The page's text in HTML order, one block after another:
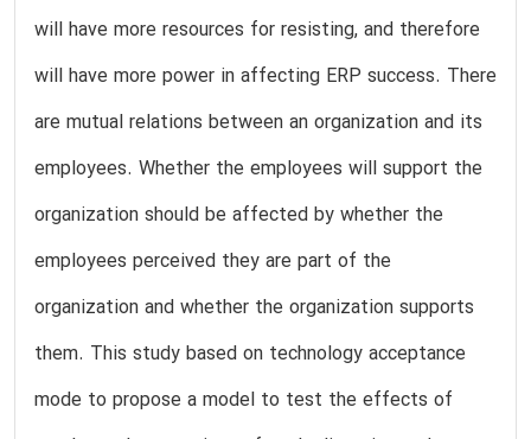
will have more resources for resisting, and therefore
will have more power in affecting ERP success. There
are mutual relations between an organization and its
employees. Whether the employees will support the
organization should be affected by whether the
employees perceived they are part of the
organization and whether the organization supports
them. This study based on technology acceptance
mode to propose a model to test the effects of